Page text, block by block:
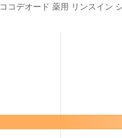
ココデオード 薬用 リンスイン